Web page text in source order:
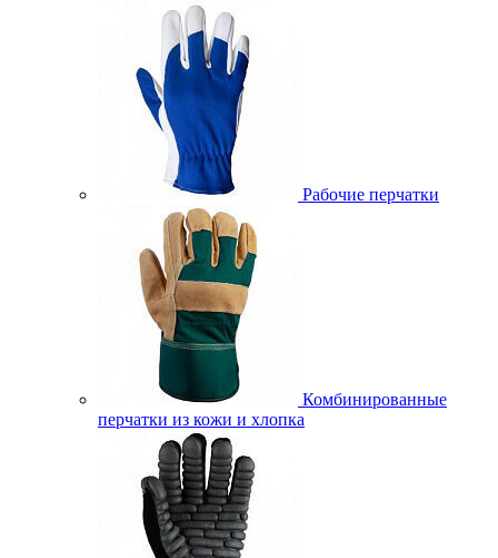
Рабочие перчатки
Комбинированные
перчатки из кожи и хлопка